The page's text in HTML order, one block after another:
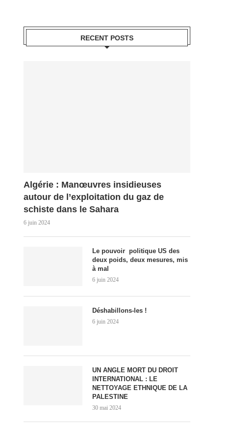
RECENT POSTS
Algérie : Manœuvres insidieuses
autour de l’exploitation du gaz de
schiste dans le Sahara
6 juin 2024
Le pouvoir politique US des
deux poids, deux mesures, mis
à mal
6 juin 2024
Déshabillons-les !
6 juin 2024
UN ANGLE MORT DU DROIT
INTERNATIONAL : LE
NETTOYAGE ETHNIQUE DE LA
PALESTINE
30 mai 2024